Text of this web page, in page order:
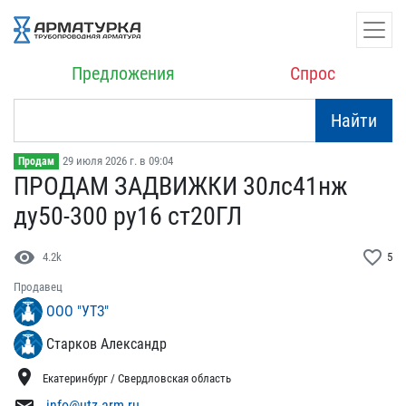
Предложения Спрос
Найти
Продам 29 июля 2026 г. в 09:04
ПРОДАМ ЗАДВИЖКИ 30лс41нж​
ду50-300 ру16 ст20ГЛ
visibility 4.2k favorite_border 5
Продавец
ООО "УТЗ"
Старков Александр
location_on Екатеринбург / Свердловская область